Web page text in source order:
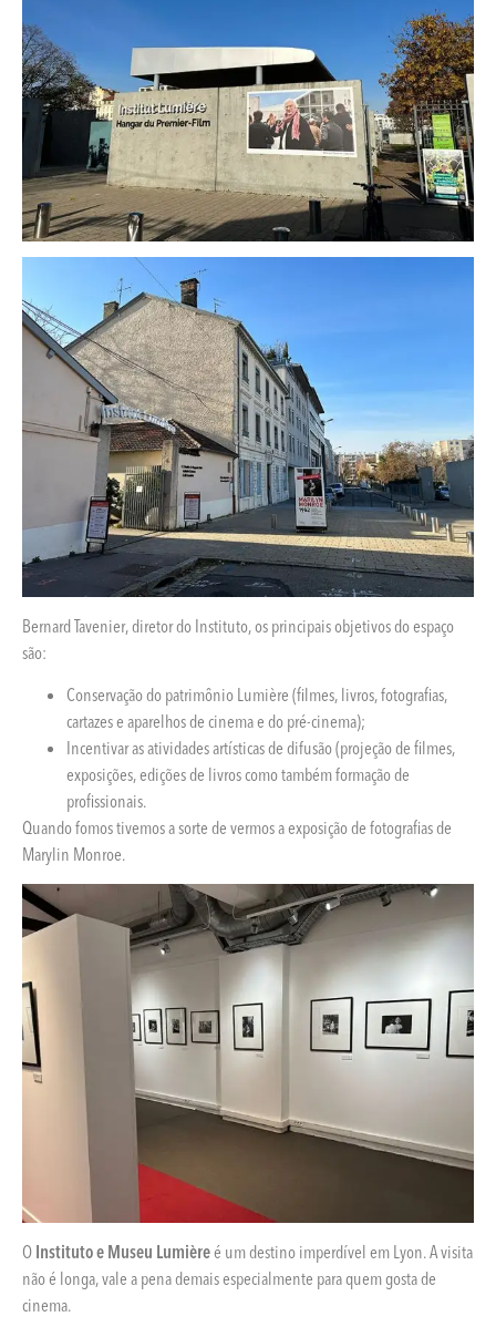
Bernard Tavenier, diretor do Instituto, os principais objetivos do espaço
são:
Conservação do patrimônio Lumière (filmes, livros, fotografias,
cartazes e aparelhos de cinema e do pré-cinema);
Incentivar as atividades artísticas de difusão (projeção de filmes,
exposições, edições de livros como também formação de
profissionais.
Quando fomos tivemos a sorte de vermos a exposição de fotografias de
Marylin Monroe.
O Instituto e Museu Lumièreé um destino imperdível em Lyon. A visita
não é longa, vale a pena demais especialmente para quem gosta de
cinema.